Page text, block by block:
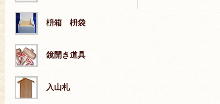
枡箱 枡袋
鏡開き道具
入山札